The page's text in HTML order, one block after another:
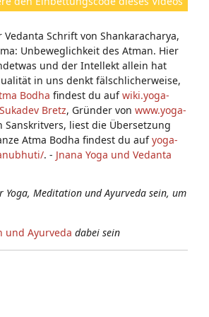
e
Schrift von Shankaracharya,
Unbeweglichkeit des Atman. Hier
und der Intellekt allein hat
in uns denkt fälschlicherweise,
Bodha findest du aufwiki.yoga-
Sukadev Bretz, Gründer von www.yoga-
Sanskritvers, liest die Übersetzung
Atma Bodha findest du aufyoga-
. - Jnana Yoga und Vedanta
Yoga, Meditation und Ayurveda sein, um
und Ayurveda dabei sein